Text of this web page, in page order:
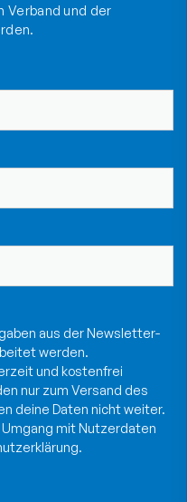
Verband und der
aus der Newsletter-
werden.
und kostenfrei
nur zum Versand des
deine Daten nicht weiter.
mit Nutzerdaten
.